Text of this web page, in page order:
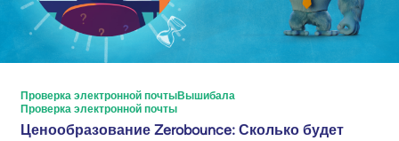
Проверка электронной почтыВышибала
Проверка электронной почты
Ценообразование Zerobounce: Сколько будет